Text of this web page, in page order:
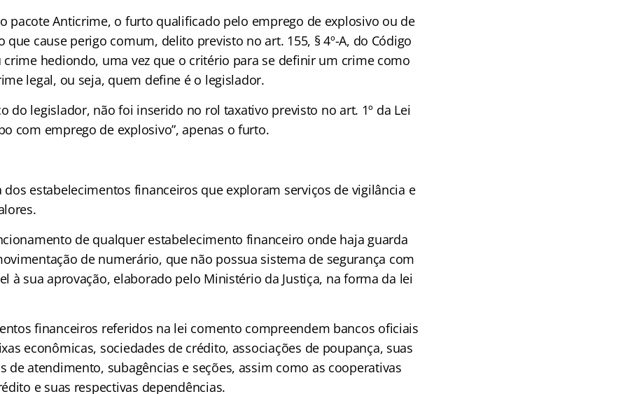
pacote Anticrime, o furto qualificado pelo emprego de explosivo ou de
que cause perigo comum, delito previsto no art. 155, § 4º-A, do Código
crime hediondo, uma vez que o critério para se definir um crime como
legal, ou seja, quem define é o legislador.
do legislador, não foi inserido no rol taxativo previsto no art. 1º da Lei
com emprego de explosivo”, apenas o furto.
dos estabelecimentos financeiros que exploram serviços de vigilância e
de qualquer estabelecimento financeiro onde haja guarda
de numerário, que não possua sistema de segurança com
à sua aprovação, elaborado pelo Ministério da Justiça, na forma da lei
financeiros referidos na lei comento compreendem bancos oficiais
econômicas, sociedades de crédito, associações de poupança, suas
de atendimento, subagências e seções, assim como as cooperativas
e suas respectivas dependências.